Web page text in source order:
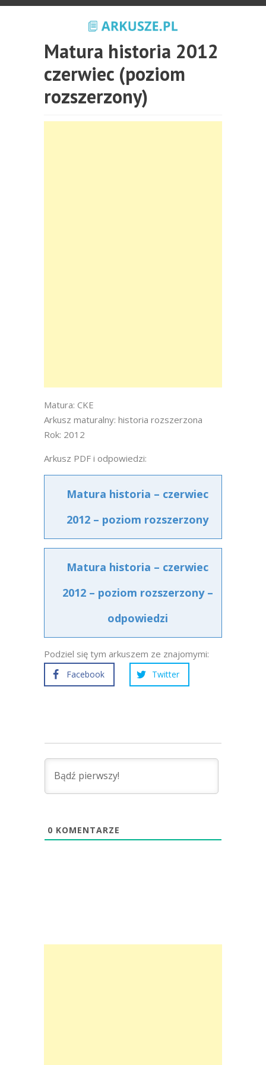
Matura historia 2012
czerwiec (poziom
rozszerzony)
Matura: CKE
Arkusz maturalny: historia rozszerzona
Rok: 2012
Arkusz PDF i odpowiedzi:
Matura historia – czerwiec
2012 – poziom rozszerzony
Matura historia – czerwiec
2012 – poziom rozszerzony –
odpowiedzi
Podziel się tym arkuszem ze znajomymi:
Facebook Twitter
0 KOMENTARZE